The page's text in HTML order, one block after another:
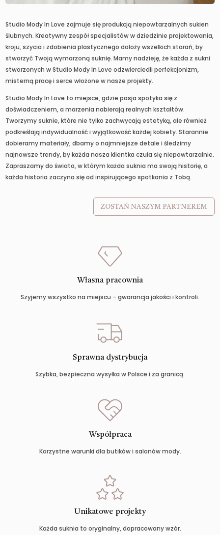
Studio Mody In Love zajmuje się produkcją niepowtarzalnych sukien
ślubnych. Kreatywny zespół specjalistów w dziedzinie projektowania,
kroju, szycia i zdobienia plastycznego dołoży wszelkich starań, by
stworzyć Twoją wymarzoną suknię. Mamy nadzieję, że każda z sukni
stworzonych w Studio Mody In Love odzwierciedli perfekcjonizm,
misterną pracę i serce włożone w nasze projekty.
Studio Mody In Love to miejsce, gdzie pasja spotyka się z
doświadczeniem, a marzenia nabierają realnych kształtów.
Tworzymy suknie, które nie tylko zachwycają estetyką, ale również
podkreślają indywidualność i wyjątkowość każdej kobiety. Starannie
dobieramy materiały, dbamy o najmniejsze detale i śledzimy
najnowsze trendy, by każda nasza klientka czuła się niepowtarzalnie.
Zapraszamy do świata, w którym każda suknia ma swoją historię, a
każda historia zaczyna się od inspirującego spotkania z Tobą.
ZOSTAŃ NASZYM PARTNEREM
Własna pracownia
Szyjemy wszystko na miejscu – gwarancja jakości i kontroli.
Sprawna dystrybucja
Szybka, bezpieczna wysyłka w Polsce i za granicą.
Współpraca
Korzystne warunki dla butików i salonów mody.
Unikatowe projekty
Każda suknia to oryginalny, dopracowany wzór.